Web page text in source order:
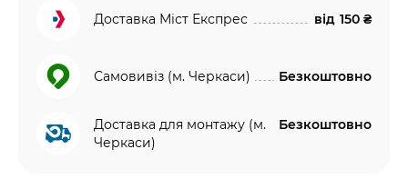
Доставка Міст Експрес від 150 ₴
Самовивіз (м. Черкаси) Безкоштовно
Доставка для монтажу (м.
Черкаси)
Безкоштовно